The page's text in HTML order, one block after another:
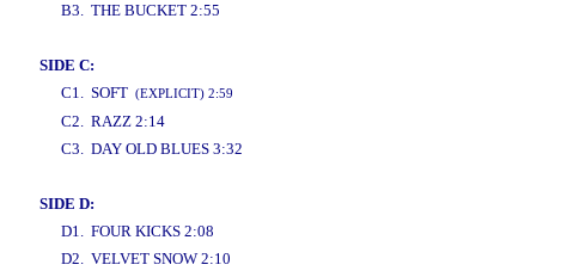
B3. THE BUCKET 2:55
SIDE C:
C1. SOFT (EXPLICIT) 2:59
C2. RAZZ 2:14
C3. DAY OLD BLUES 3:32
SIDE D:
D1. FOUR KICKS 2:08
D2. VELVET SNOW 2:10